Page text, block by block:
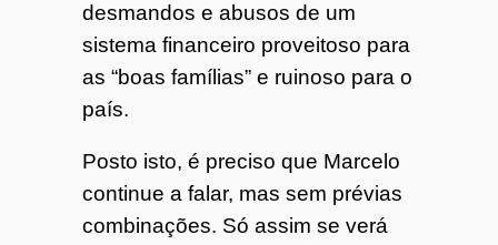
desmandos e abusos de um
sistema financeiro proveitoso para
as “boas famílias” e ruinoso para o
país.
Posto isto, é preciso que Marcelo
continue a falar, mas sem prévias
combinações. Só assim se verá